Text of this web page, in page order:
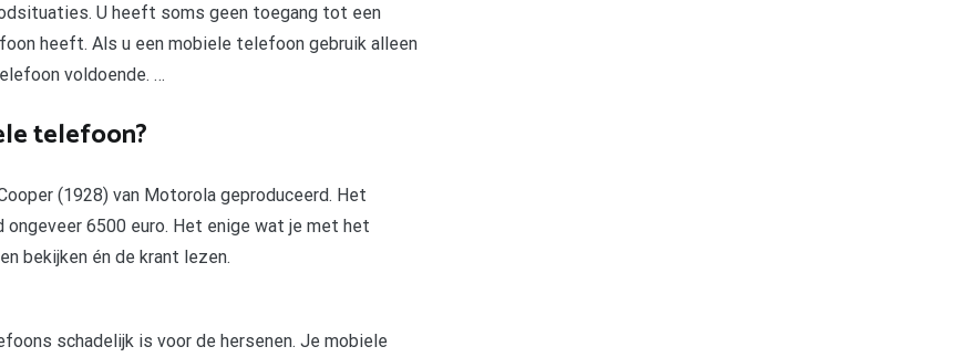
U heeft soms geen toegang tot een
heeft. Als u een mobiele telefoon gebruik alleen
voldoende. …
telefoon?
(1928) van Motorola geproduceerd. Het
6500 euro. Het enige wat je met het
bekijken én de krant lezen.
schadelijk is voor de hersenen. Je mobiele